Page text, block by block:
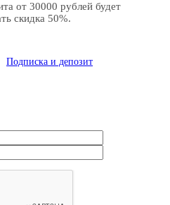
от 30000 рублей будет
скидка 50%.
Подписка и депозит